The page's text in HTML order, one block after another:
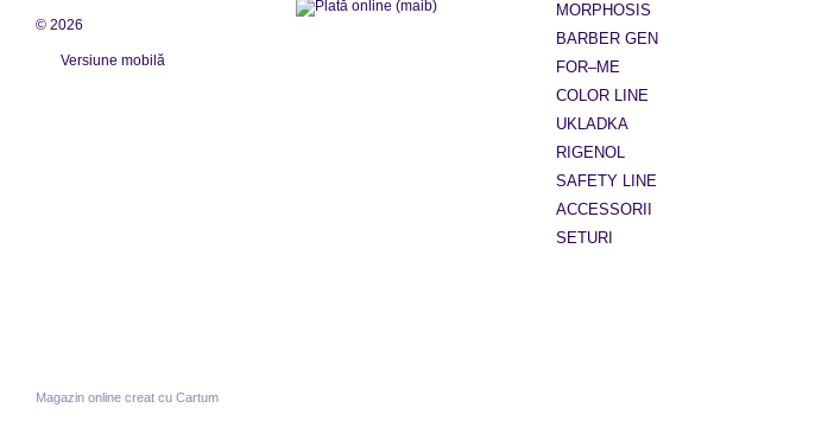
© 2026
Versiune mobilă
Magazin online creat cu Cartum
MORPHOSIS
BARBER GEN
FOR–ME
COLOR LINE
UKLADKA
RIGENOL
SAFETY LINE
ACCESSORII
SETURI